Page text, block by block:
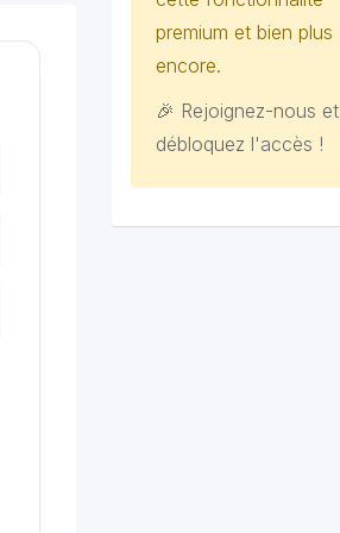
premium et bien plus
encore.
🎉 Rejoignez-nous et
débloquez l'accès !